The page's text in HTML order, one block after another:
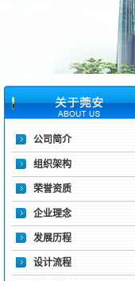
公司简介
组织架构
荣誉资质
企业理念
发展历程
设计流程